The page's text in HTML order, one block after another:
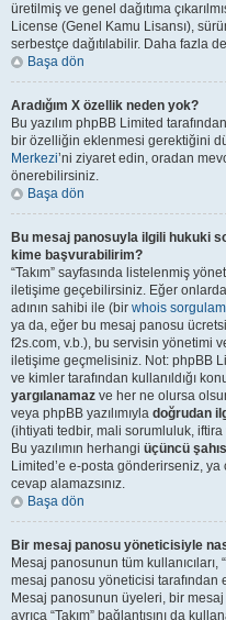
üretilmiş ve genel dağıtıma
License (Genel Kamu Lisansı),
serbestçe dağıtılabilir. Daha fazla
Başa dön
Aradığım X özellik neden yok?
Bu yazılım phpBB Limited
bir özelliğin eklenmesi gerektiğini
Merkezi’ni ziyaret edin, oradan
önerebilirsiniz.
Başa dön
Bu mesaj panosuyla ilgili hukuki
kime başvurabilirim?
“Takım” sayfasında listelenmiş
iletişime geçebilirsiniz. Eğer
adının sahibi ile (bir whois
ya da, eğer bu mesaj panosu
f2s.com, v.b.), bu servisin yönetimi
iletişime geçmelisiniz. Not: phpBB
ve kimler tarafından kullanıldığı
yargılanamaz ve her ne olursa
veya phpBB yazılımıyla doğrudan
(ihtiyati tedbir, mali sorumluluk,
Bu yazılımın herhangi üçüncü
Limited’e e-posta gönderirseniz, ya
cevap alamazsınız.
Başa dön
Bir mesaj panosu yöneticisiyle
Mesaj panosunun tüm
mesaj panosu yöneticisi
Mesaj panosunun üyeleri, bir
ayrıca “Takım” bağlantısını da